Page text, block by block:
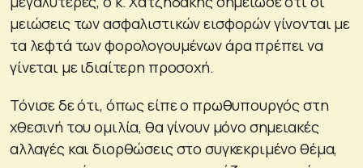
μειώσεις των ασφαλιστικών εισφορών γίνονται με
τα λεφτά των φορολογουμένων άρα πρέπει να
γίνεται με ιδιαίτερη προσοχή.
Τόνισε δε ότι, όπως είπε ο πρωθυπουργός στη
χθεσινή του ομιλία, θα γίνουν μόνο σημειακές
αλλαγές και διορθώσεις στο συγκεκριμένο θέμα,